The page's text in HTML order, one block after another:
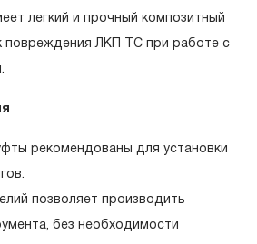
легкий и прочный композитный
повреждения ЛКП ТС при работе с
рекомендованы для установки
позволяет производить
без необходимости
ГАРАНТИЯ».
срока поддержания